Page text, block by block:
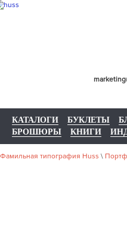
КАТАЛОГИ БУКЛЕТЫ
БРОШЮРЫ
КНИГИ
Фамильная типография Huss \